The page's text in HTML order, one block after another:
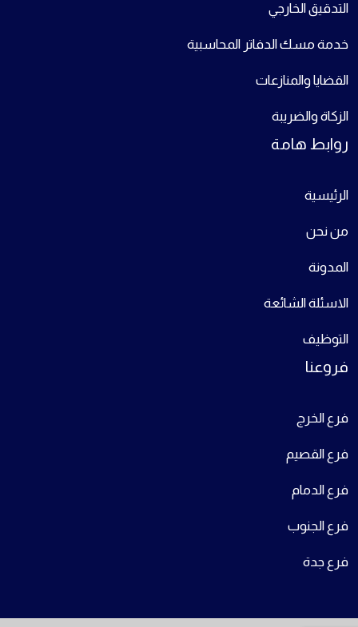
التدقيق الخارجي
خدمة مسك الدفاتر المحاسبية
القضايا والمنازعات
الزكاة والضريبة
روابط هامة
الرئيسية
من نحن
المدونة
الاسئلة الشائعة
التوظيف
فروعنا
فرع الخرج
فرع القصيم
فرع الدمام
فرع الجنوب
فرع جدة